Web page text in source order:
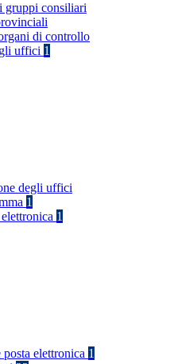
gruppi consiliari
di controllo
uffici 1
degli uffici
1
1
elettronica 1